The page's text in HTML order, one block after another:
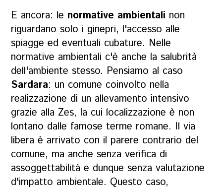
E ancora: le normative ambientali non
riguardano solo i ginepri, l'accesso alle
spiagge ed eventuali cubature. Nelle
normative ambientali c'è anche la salubrità
dell'ambiente stesso. Pensiamo al caso
Sardara: un comune coinvolto nella
realizzazione di un allevamento intensivo
grazie alla Zes, la cui localizzazione è non
lontano dalle famose terme romane. Il via
libera è arrivato con il parere contrario del
comune, ma anche senza verifica di
assoggettabilità e dunque senza valutazione
d'impatto ambientale. Questo caso,